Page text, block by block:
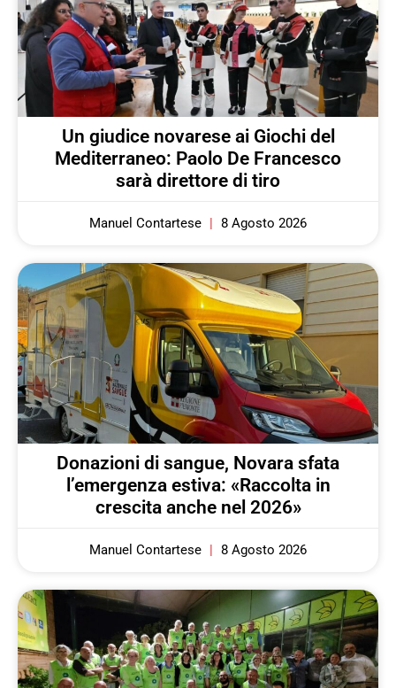
Un giudice novarese ai Giochi del
Mediterraneo: Paolo De Francesco
sarà direttore di tiro
Manuel Contartese 8 Agosto 2026
Donazioni di sangue, Novara sfata
l’emergenza estiva: «Raccolta in
crescita anche nel 2026»
Manuel Contartese 8 Agosto 2026